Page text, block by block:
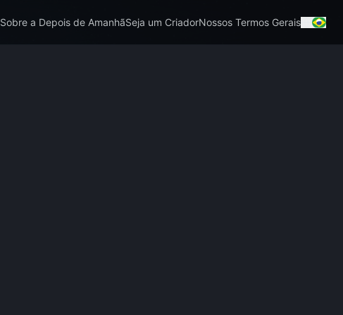
Sobre a Depois de AmanhãSeja um CriadorNossos Termos Gerais